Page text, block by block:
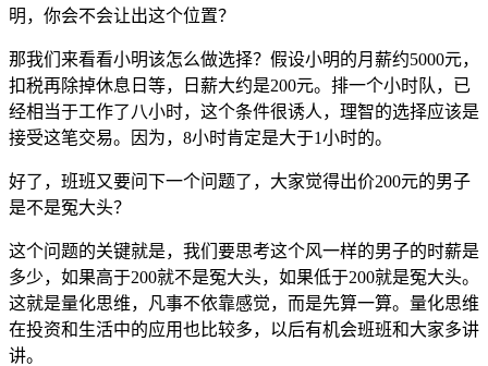
明，你会不会让出这个位置？
那我们来看看小明该怎么做选择？假设小明的月薪约5000元，
扣税再除掉休息日等，日薪大约是200元。排一个小时队，已
经相当于工作了八小时，这个条件很诱人，理智的选择应该是
接受这笔交易。因为，8小时肯定是大于1小时的。
好了，班班又要问下一个问题了，大家觉得出价200元的男子
是不是冤大头？
这个问题的关键就是，我们要思考这个风一样的男子的时薪是
多少，如果高于200就不是冤大头，如果低于200就是冤大头。
这就是量化思维，凡事不依靠感觉，而是先算一算。量化思维
在投资和生活中的应用也比较多，以后有机会班班和大家多讲
讲。